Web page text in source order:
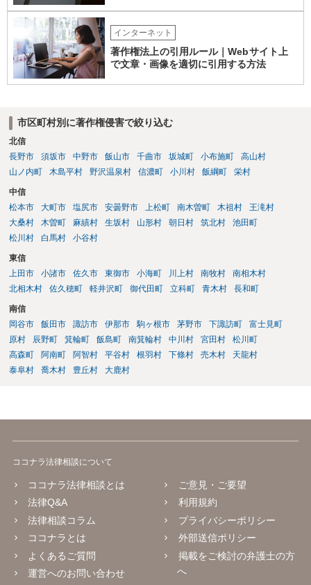
いて著作権を取得することを意味するものではありません。 JASRAC
への登録は必須ではありません。登録を希望する場合は、自分が作
詞、作曲、編曲等にどの程度創作的に関与したかを説明できることが
重要です。 4．音楽配信やライブについて SpotifyやApple Musicでの
配信、販売、ライブでの歌唱も、Sunoの規約上の商用利用条件を満た
せば、原則として可能です。ただし、配信サービスごとのAI生成音楽
ておくことをお勧めします。また、既存の楽曲と偶然類似する可能性
最終的には、個別の楽曲の制作過程と、利用時点のSuno及び配信サー
ビスの規約を確認して判断することになります。
インターネット
著作権法上の引用ルール｜Webサイト上
で文章・画像を適切に引用する方法
市区町村別に著作権侵害で絞り込む
北信
長野市
須坂市 中野市 飯山市 千曲市 坂城町 小布施町
高山村
山ノ内町
木島平村 野沢温泉村 信濃町 小川村 飯綱町 栄村
中信
松本市
大町市 塩尻市 安曇野市 上松町 南木曽町 木祖村
王滝村
大桑村
木曽町 麻績村 生坂村 山形村 朝日村 筑北村
池田町
松川村
白馬村 小谷村
東信
上田市
小諸市 佐久市 東御市 小海町 川上村 南牧村
南相木村
北相木村
佐久穂町 軽井沢町 御代田町 立科町 青木村 長和町
南信
岡谷市
飯田市 諏訪市 伊那市 駒ヶ根市 茅野市 下諏訪町
富士見町
原村
辰野町 箕輪町 飯島町 南箕輪村 中川村 宮田村
松川町
高森町
阿南町 阿智村 平谷村 根羽村 下條村 売木村
天龍村
泰阜村
喬木村 豊丘村 大鹿村
ココナラ法律相談について
ココナラ法律相談とは
法律Q&A
法律相談コラム
ココナラとは
よくあるご質問
運営へのお問い合わせ
ご意見・ご要望
利用規約
プライバシーポリシー
外部送信ポリシー
掲載をご検討の弁護士の方
へ